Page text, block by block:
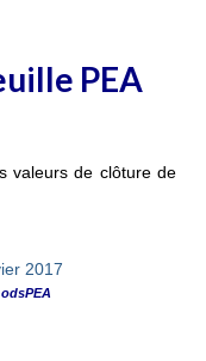
PEA
valeurs de clôture de
odsPEA